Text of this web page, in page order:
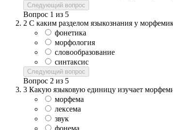
Следующий вопрос
Вопрос 1 из 5
2 С каким разделом языкознания у
фонетика
морфология
словообразование
синтаксис
Следующий вопрос
Вопрос 2 из 5
3 Какую языковую единицу изучает
морфема
лексема
звук
фонема